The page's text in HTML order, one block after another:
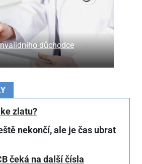
důchodce
zlatu?
nekončí, ale je čas ubrat
čeká na další čísla